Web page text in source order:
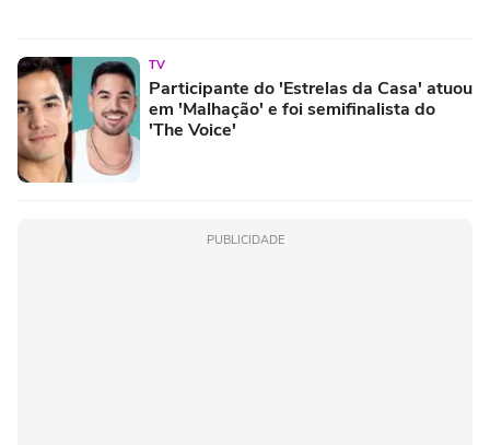
TV
Participante do 'Estrelas da Casa' atuou
em 'Malhação' e foi semifinalista do
'The Voice'
PUBLICIDADE